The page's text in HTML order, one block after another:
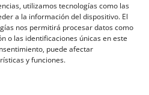
utilizamos tecnologías como las
a la información del dispositivo. El
nos permitirá procesar datos como
o las identificaciones únicas en este
puede afectar
y funciones.